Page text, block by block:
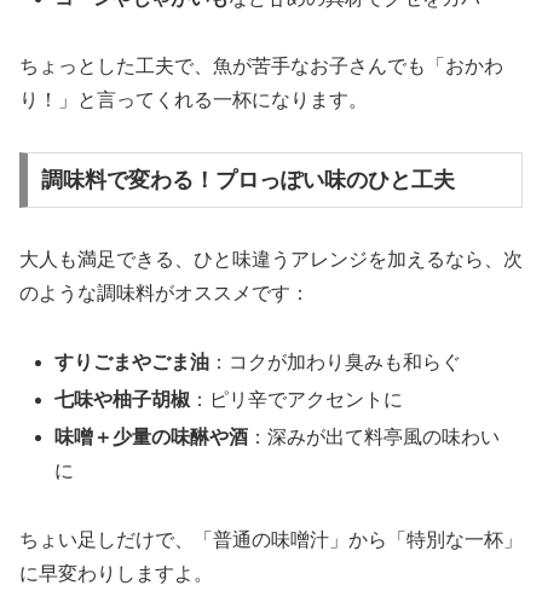
ちょっとした工夫で、魚が苦手なお子さんでも「おかわ
り！」と言ってくれる一杯になります。
調味料で変わる！プロっぽい味のひと工夫
大人も満足できる、ひと味違うアレンジを加えるなら、次
のような調味料がオススメです：
すりごまやごま油 ：コクが加わり臭みも和らぐ
七味や柚子胡椒 ：ピリ辛でアクセントに
味噌＋少量の味醂や酒 ：深みが出て料亭風の味わい
に
ちょい足しだけで、「普通の味噌汁」から「特別な一杯」
に早変わりしますよ。